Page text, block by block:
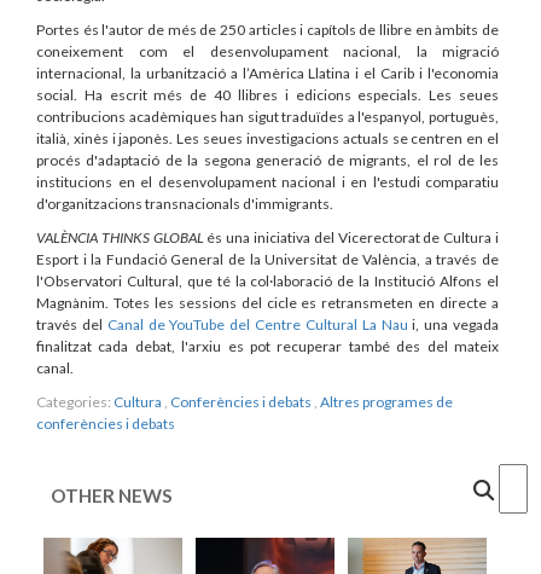
Portes és l'autor de més de 250 articles i capítols de llibre en àmbits de
coneixement com el desenvolupament nacional, la migració
internacional, la urbanització a l’Amèrica Llatina i el Carib i l'economia
social. Ha escrit més de 40 llibres i edicions especials. Les seues
contribucions acadèmiques han sigut traduïdes a l'espanyol, portuguès,
italià, xinès i japonès. Les seues investigacions actuals se centren en el
procés d'adaptació de la segona generació de migrants, el rol de les
institucions en el desenvolupament nacional i en l'estudi comparatiu
d'organitzacions transnacionals d'immigrants.
VALÈNCIA THINKS GLOBAL és una iniciativa del Vicerectorat de Cultura i
Esport i la Fundació General de la Universitat de València, a través de
l'Observatori Cultural, que té la col·laboració de la Institució Alfons el
Magnànim. Totes les sessions del cicle es retransmeten en directe a
través del Canal de YouTube del Centre Cultural La Nau i, una vegada
finalitzat cada debat, l'arxiu es pot recuperar també des del mateix
canal.
Categories: Cultura , Conferències i debats , Altres programes de
conferències i debats
OTHER NEWS